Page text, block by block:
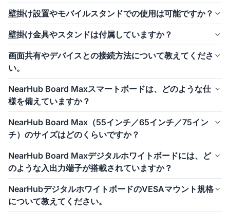
外部マイク・スピーカー・カメラなどとシームレスに連携し、高
性能な会議室環境や拡張構成にも対応します。
👉 詳細や全仕様の比較は上にスクロールしてご確認ください。
また、8つの全指向性マイクを内蔵し、クリアな音声と映像を実現
します。
この内蔵システムは、ビデオ会議、遠隔授業、ハイブリッドワー
クなど、プロフェッショナルな用途に最適です。
はい、NearHub Board Maxにはフロント向きの内蔵スピーカーが
2基搭載されており、ロスレス音質強化技術により音質が向上して
います。
豊かでクリア、かつ臨場感のあるサウンドを実現し、外部スピー
す。
壁掛け設置やモバイルスタンドでの使用は可能ですか？
はい、NearHub Board Maxは壁掛け設置とモバイルスタンドの両
方に対応しています。
壁掛け用ブラケットは同梱されているため、固定設置に追加のア
クセサリーは必要ありません。
また、移動が必要な場合は、ロック機能付きキャスターを備えた
ポータブルスタンドを別売オプションとしてご利用いただけま
す。
壁掛け金具やスタンドは付属していますか？
壁掛け金具は標準で同梱されています。
ポータブルスタンドは別売となっておりますので、必要に応じて
ご購入ください。
画面共有やデバイスとの接続方法について教えてくださ
い。
NearHub Board Maxは有線・無線どちらの画面共有にも対応して
います。
ほとんどのデバイスから、アダプターや専用ソフトなしでスムー
ズに画面を共有できます。
NearHub Board Maxスマートボードは、どのような仕
様を備えていますか？
ボレーションを実現するよう設計されています。
4K UHDタッチスクリーンを搭載し、6msの超低遅延により、鮮明
で滑らかな表示を提供します。
40点マルチタッチに対応し、最大8人が同時に書き込み可能で
す。
第12世代Intel® Core™ i5プロセッサーを搭載し、高速かつ安定し
た動作を実現。
さらに16GBメモリと256GBストレージを備え、マルチタスクや負
荷の高い作業にも十分対応します。
NearHub Board Max（55インチ／65インチ／75イン
チ）のサイズはどのくらいですか？
: W126.5 × D8.4 × H79.2 cm｜
NearHub Board Max 65インチ: W148.6 × D10.2 × H91.4 cm｜
NearHub Board Max 75インチ: W170.7 × D10.2 × H104.1 cm｜
44.5 kg
NearHub Board Maxデジタルホワイトボードには、ど
のような入出力端子が搭載されていますか？
幅広い用途に対応する入出力端子を搭載：
USB機器の接続からネットワーク、A/V機器、音声入出力まで、
さまざまな用途に対応します。
NearHubデジタルホワイトボードのVESAマウント規格
について教えてください。